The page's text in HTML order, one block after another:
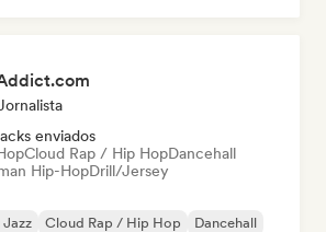
enviados
Cloud Rap / Hip HopDancehall
Hip-HopDrill/Jersey
Cloud Rap / Hip Hop
Dancehall